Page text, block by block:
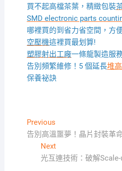
買不起高檔茶葉，精緻包裝
SMD electronic parts
哪裡買的到省力省空間，方
空壓機這裡買最划算!
塑膠射出工廠一條龍製造服
告別頻繁維修！5 個延長堆
保養祕訣
文
章
PreviousPrevious
post:
告別高溫噩夢！晶片封裝革
NextNext
post:
光互連技術：破解